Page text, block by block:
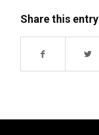
Share this entry